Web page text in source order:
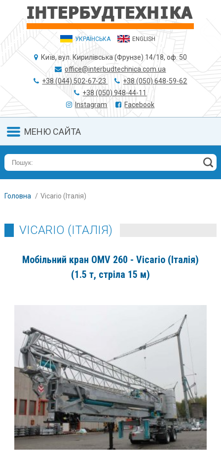
УКРАЇНСЬКА ENGLISH
Київ, вул. Кирилівська (Фрунзе) 14/18, оф. 50
office@interbudtechnica.com.ua
+38 (044) 502-67-23
+38 (050) 648-59-62
+38 (050) 948-44-11
Instagram
Facebook
МЕНЮ САЙТА
Головна Vicario (Італія)
VICARIO (ІТАЛІЯ)
Мобільний кран OMV 260 - Vicario (Італія)
(1.5 т, стріла 15 м)